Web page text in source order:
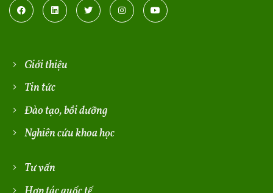
Giới thiệu
Tin tức
Đào tạo, bồi dưỡng
Nghiên cứu khoa học
Tư vấn